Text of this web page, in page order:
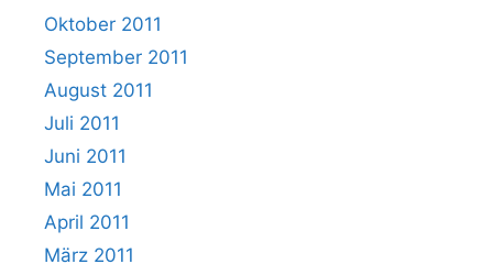
Oktober 2011
September 2011
August 2011
Juli 2011
Juni 2011
Mai 2011
April 2011
März 2011